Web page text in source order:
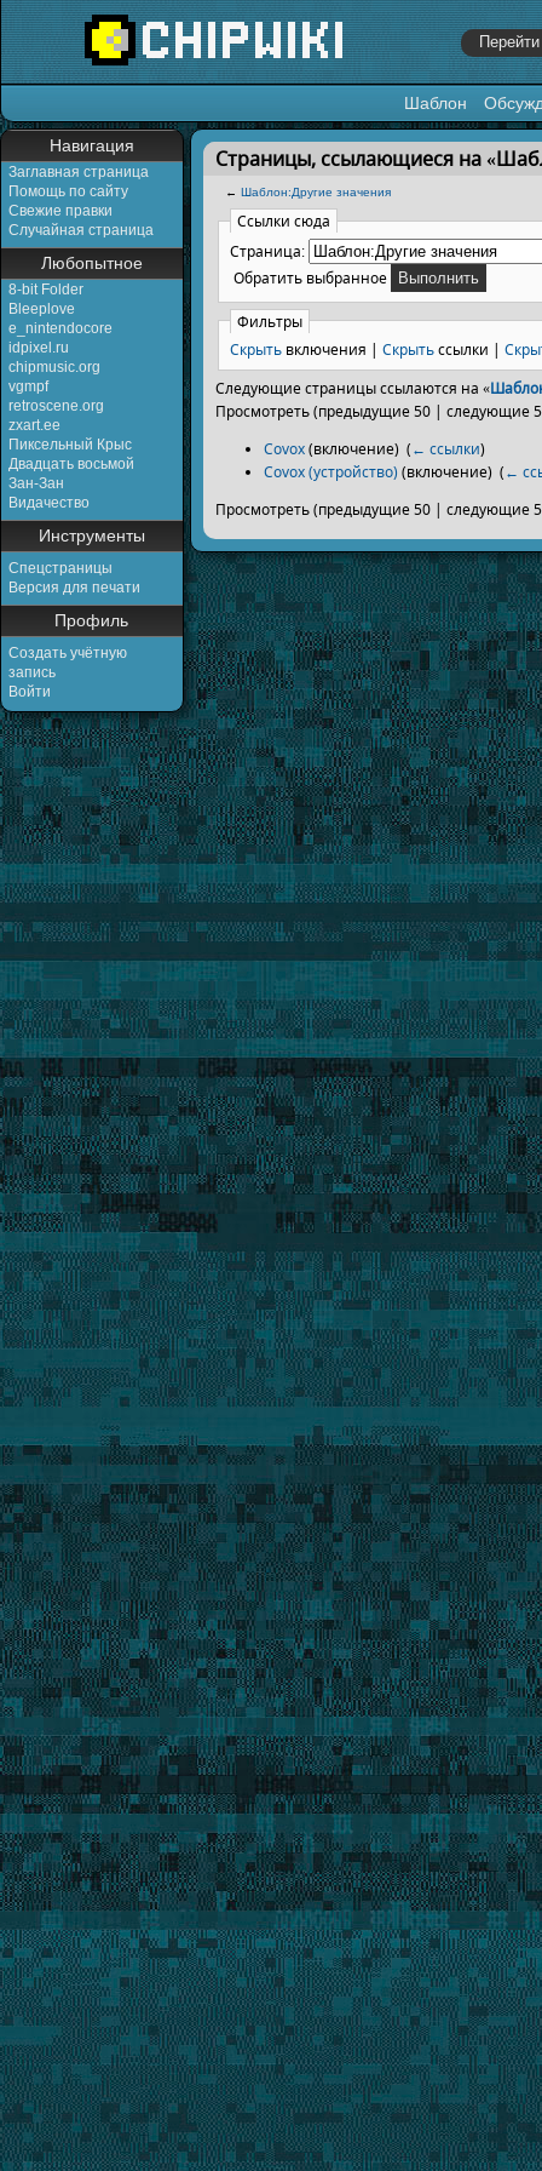
Шаблон
Навигация
Заглавная страница
Помощь по сайту
Свежие правки
Случайная страница
Любопытное
8-bit Folder
Bleeplove
e_nintendocore
idpixel.ru
chipmusic.org
vgmpf
retroscene.org
zxart.ee
Пиксельный Крыс
Двадцать восьмой
Зан-Зан
Видачество
Инструменты
Спецстраницы
Версия для печати
Профиль
Создать учётную
запись
Войти
Перейти к:навигация,поиск
Страницы, ссылающиеся на
← Шаблон:Другие значения
Ссылки сюда
Страница:
Обратить выбранное
Фильтры
Скрыть включения | Скрытьссылки |
Следующие страницы ссылаются на «
Просмотреть (предыдущие 50 | следующие
Covox(включение) ‎ (← ссылки)
Covox (устройство) (включение) ‎ (←
Просмотреть (предыдущие 50 | следующие